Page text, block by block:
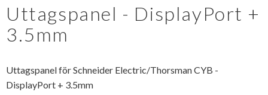
Uttagspanel - DisplayPort +
3.5mm
Uttagspanel för Schneider Electric/Thorsman CYB -
DisplayPort + 3.5mm